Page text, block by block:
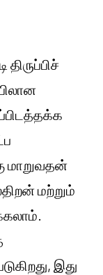
திருப்பிச்
மாறுவதன்
மற்றும்
இது